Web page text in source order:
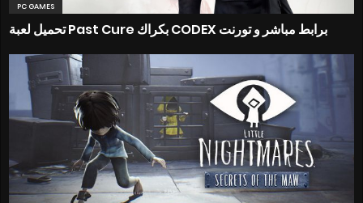
PC GAMES
تحميل لعبة Past Cure بكراك CODEX برابط مباشر و تورنت